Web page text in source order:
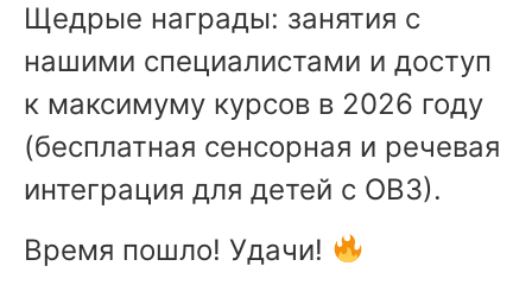
Щедрые награды: занятия с
нашими специалистами и доступ
к максимуму курсов в 2026 году
(бесплатная сенсорная и речевая
интеграция для детей с ОВЗ).
Время пошло! Удачи!